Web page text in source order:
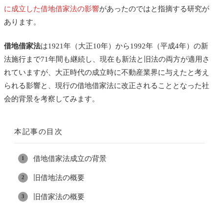
に成立した借地借家法の影響があったのではと指摘する研究が
あります。
借地借家法は1921年（大正10年）から1992年（平成4年）の新
法施行まで71年間も継続し、現在も新法と旧法の両方が適用さ
れていますが、大正時代の成立時に不動産業界に与えたと考え
られる影響と、現行の借地借家法に改正されることとなった社
会的背景を考察してみます。
本記事の目次
借地借家法成立の背景
旧借地法の概要
旧借家法の概要